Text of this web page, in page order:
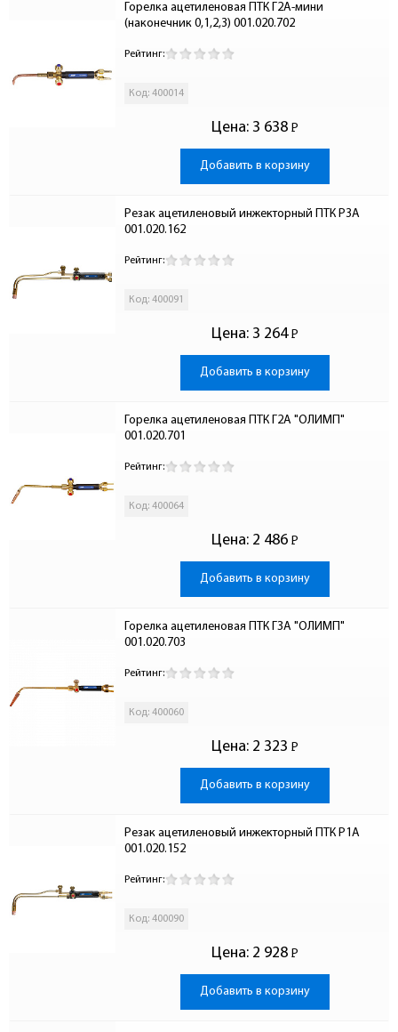
Горелка ацетиленовая ПТК Г2А-мини
(наконечник 0,1,2,3) 001.020.702
Рейтинг:
Код: 400014
Цена: 3 638 Р
-
Добавить в корзину
Резак ацетиленовый инжекторный ПТК Р3А
001.020.162
Рейтинг:
Код: 400091
Цена: 3 264 Р
-
Добавить в корзину
Горелка ацетиленовая ПТК Г2А "ОЛИМП"
001.020.701
Рейтинг:
Код: 400064
Цена: 2 486 Р
-
Добавить в корзину
Горелка ацетиленовая ПТК ГЗА "ОЛИМП"
001.020.703
Рейтинг:
Код: 400060
Цена: 2 323 Р
-
Добавить в корзину
Резак ацетиленовый инжекторный ПТК Р1А
001.020.152
Рейтинг:
Код: 400090
Цена: 2 928 Р
-
Добавить в корзину